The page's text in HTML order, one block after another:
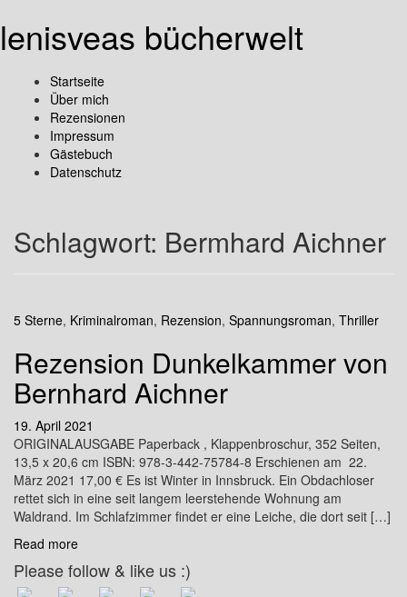
lenisveas bücherwelt
Startseite
Über mich
Rezensionen
Impressum
Gästebuch
Datenschutz
Schlagwort: Bermhard Aichner
5 Sterne, Kriminalroman, Rezension, Spannungsroman, Thriller
Rezension Dunkelkammer von
Bernhard Aichner
19. April 2021
ORIGINALAUSGABE Paperback , Klappenbroschur, 352 Seiten,
13,5 x 20,6 cm ISBN: 978-3-442-75784-8 Erschienen am 22.
März 2021 17,00 € Es ist Winter in Innsbruck. Ein Obdachloser
rettet sich in eine seit langem leerstehende Wohnung am
Waldrand. Im Schlafzimmer findet er eine Leiche, die dort seit […]
Read more
Please follow & like us :)